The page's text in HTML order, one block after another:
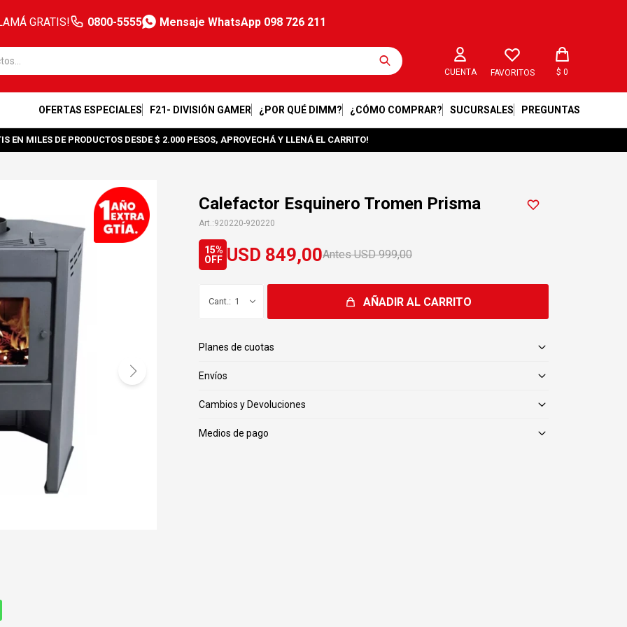
GRATIS! 0800-5555 Mensaje WhatsApp 098 726 211
OFERTAS ESPECIALES F21- DIVISIÓN GAMER ¿POR QUÉ DIMM? ¿CÓMO COMPRAR? SUCURSALES PREGUNTAS
FAVORITOS $ 0
EN MILES DE PRODUCTOS DESDE $ 2.000 PESOS, APROVECHÁ Y LLENÁ EL CARRITO!
Calefactor Esquinero Tromen Prisma
920220-920220
USD 849,00 USD 999,00
15
1 AÑADIR AL CARRITO
Planes de cuotas
Envíos
Cambios y Devoluciones
Medios de pago